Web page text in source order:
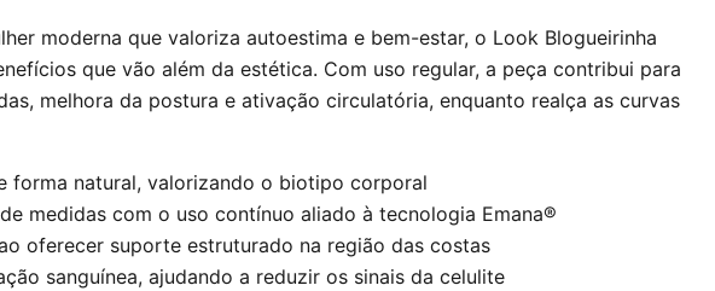
moderna que valoriza autoestima e bem-estar, o Look Blogueirinha
que vão além da estética. Com uso regular, a peça contribui para
melhora da postura e ativação circulatória, enquanto realça as curvas
forma natural, valorizando o biotipo corporal
medidas com o uso contínuo aliado à tecnologia Emana®
oferecer suporte estruturado na região das costas
sanguínea, ajudando a reduzir os sinais da celulite